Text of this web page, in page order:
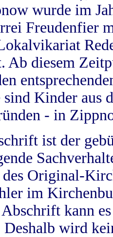
wurde im
Freudenfier
Ab diesem
sind Kinder aus
- in
ist der
Original-
im
kann
Deshalb wird